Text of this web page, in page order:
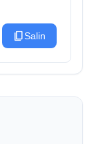
content_copySalin